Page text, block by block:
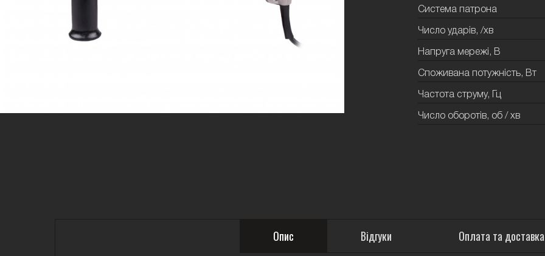
Система патрона
Число ударів, /хв
Напруга мережі, В
Споживана потужність, Вт
Частота струму, Гц
Число оборотів, об / хв
Опис Відгуки Оплата та доставка